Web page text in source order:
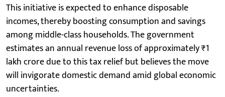
This initiative is expected to enhance disposable
incomes, thereby boosting consumption and savings
among middle-class households. The government
estimates an annual revenue loss of approximately ₹1
lakh crore due to this tax relief but believes the move
will invigorate domestic demand amid global economic
uncertainties.